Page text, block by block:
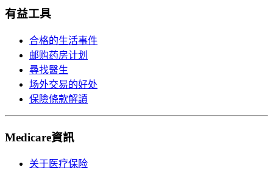
有益工具
合格的生活事件
邮购药房计划
尋找醫生
场外交易的好处
保險條款解讀
Medicare資訊
关于医疗保险